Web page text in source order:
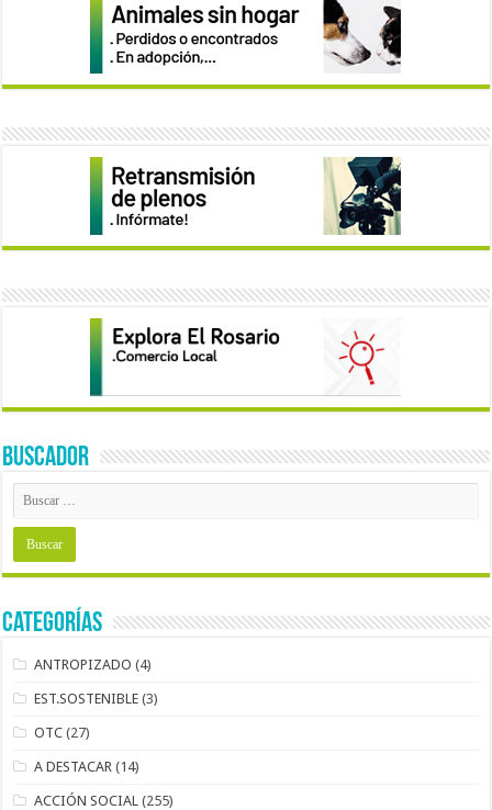
BUSCADOR
Categorías
ANTROPIZADO (4)
EST.SOSTENIBLE (3)
OTC (27)
A DESTACAR (14)
ACCIÓN SOCIAL (255)